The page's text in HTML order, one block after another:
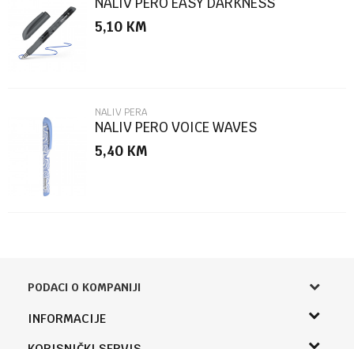
POŠALJI
5,10 KM
NALIV PERA
NALIV PERO VOICE WAVES
5,40 KM
PODACI O KOMPANIJI
Knjižara Kultura
INFORMACIJE
O nama